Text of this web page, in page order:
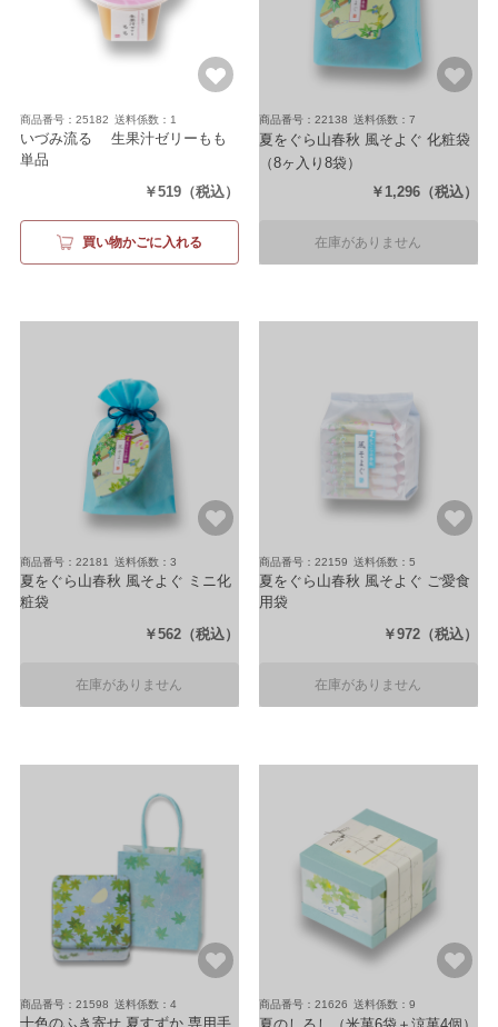
商品番号：25182 送料係数：1
いづみ流るゝ 生果汁ゼリーもも
単品
￥519 （税込）
買い物かごに入れる
商品番号：22138 送料係数：7
夏をぐら山春秋 風そよぐ 化粧袋
（8ヶ入り8袋）
￥1,296 （税込）
在庫がありません
商品番号：22181 送料係数：3
夏をぐら山春秋 風そよぐ ミニ化
粧袋
￥562 （税込）
在庫がありません
商品番号：22159 送料係数：5
夏をぐら山春秋 風そよぐ ご愛食
用袋
￥972 （税込）
在庫がありません
商品番号：21598 送料係数：4
十色のふき寄せ 夏すずか 専用手
商品番号：21626 送料係数：9